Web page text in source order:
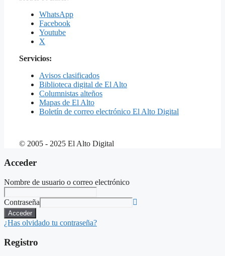
WhatsApp
Facebook
Youtube
X
Servicios:
Avisos clasificados
Biblioteca digital de El Alto
Columnistas alteños
Mapas de El Alto
Boletín de correo electrónico El Alto Digital
© 2005 - 2025 El Alto Digital
Acceder
Nombre de usuario o correo electrónico
Contraseña
Acceder
¿Has olvidado tu contraseña?
Registro